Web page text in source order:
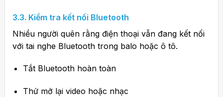
3.3. Kiểm tra kết nối Bluetooth
Nhiều người quên rằng điện thoại vẫn đang kết nối
với tai nghe Bluetooth trong balo hoặc ô tô.
Tắt Bluetooth hoàn toàn
Thử mở lại video hoặc nhạc